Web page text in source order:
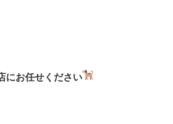
にお任せください